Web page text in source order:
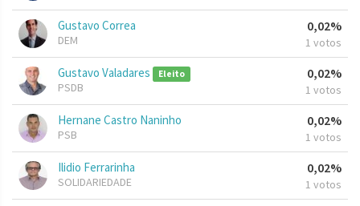
Gustavo Correa
DEM
0,02%
1 votos
Gustavo Valadares Eleito
PSDB
0,02%
1 votos
Hernane Castro Naninho
PSB
0,02%
1 votos
Ilidio Ferrarinha
SOLIDARIEDADE
0,02%
1 votos